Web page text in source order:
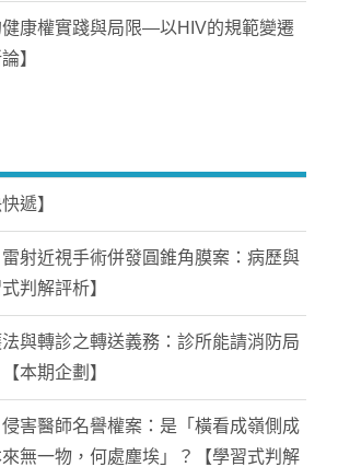
康權實踐與局限—以HIV的規範變遷
】
遞】
雷射近視手術併發圓錐角膜案：病歷與
判解評析】
與轉診之轉送義務：診所能請消防局
本期企劃】
侵害醫師名譽權案：是「橫看成嶺側成
無一物，何處塵埃」？【學習式判解